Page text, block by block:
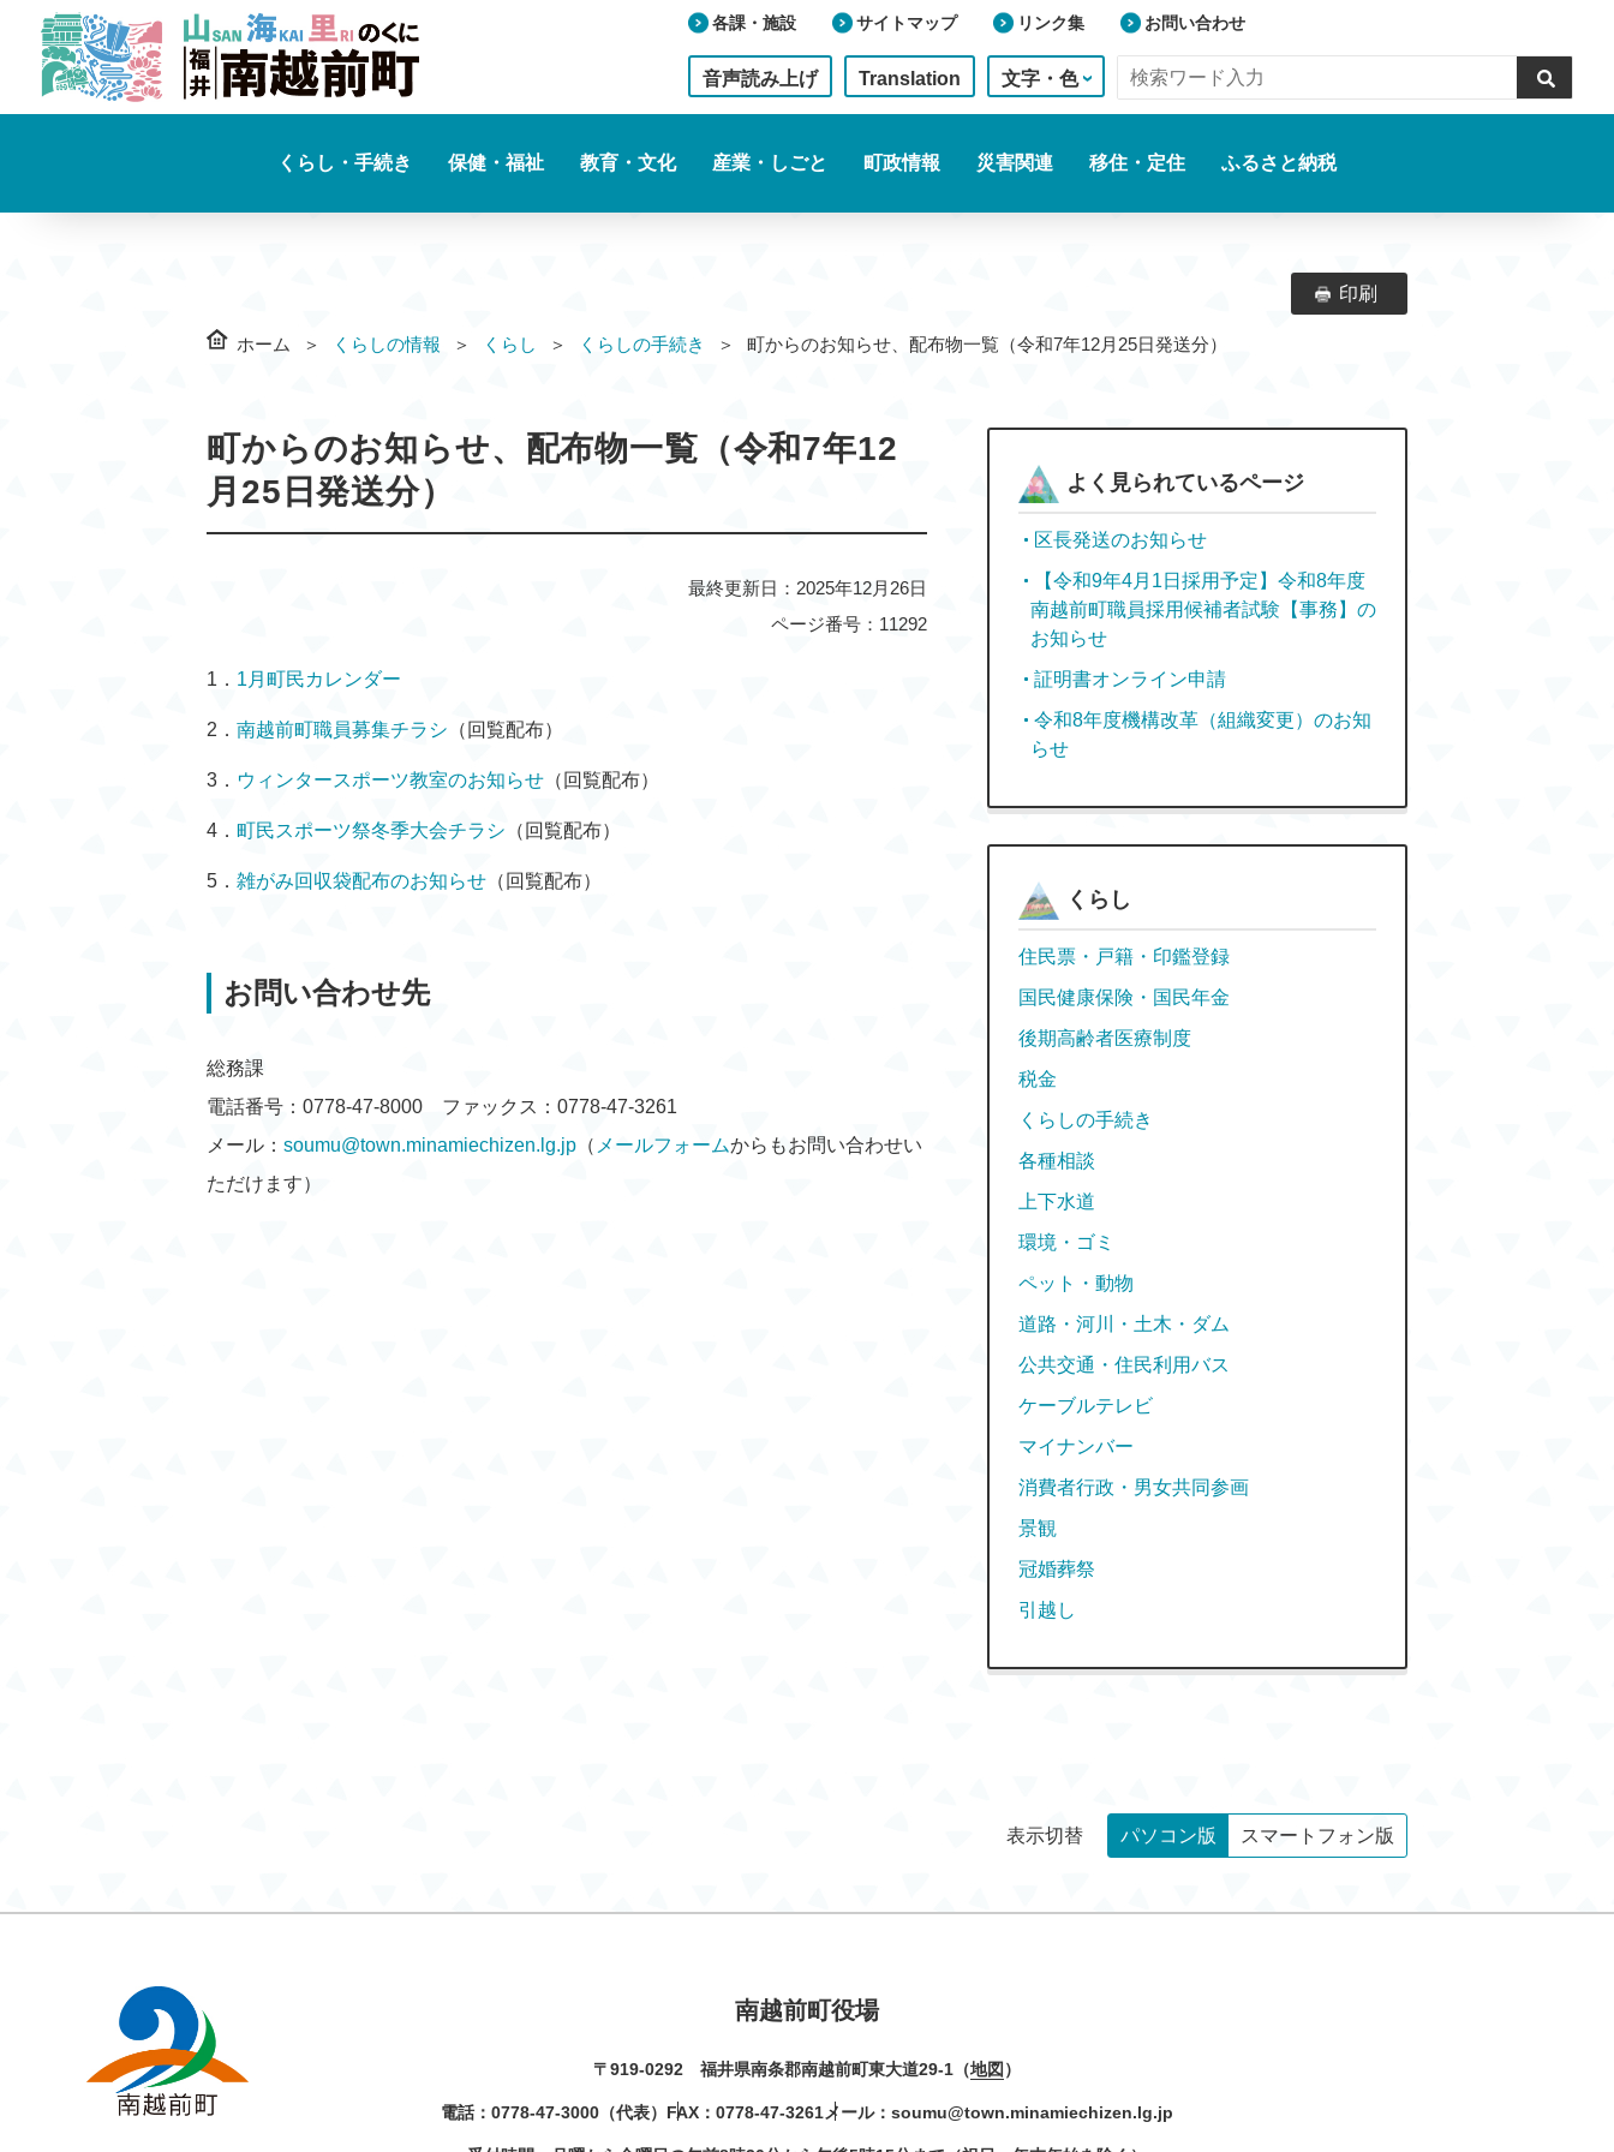
各課・施設 サイトマップ リンク集 お問い合わせ
音声読み上げ Translation 文字・色
くらし・手続き 保健・福祉 教育・文化 産業・しごと 町政情報 災害関連 移住・定住 ふるさと納税
ホーム くらしの情報 くらし くらしの手続き 町からのお知らせ、配布物一覧（令和7年12月25日発送分）
印刷
町からのお知らせ、配布物一覧（令和7年12
月25日発送分）
最終更新日：2025年12月26日
ページ番号：11292
1． 1月町民カレンダー
2． 南越前町職員募集チラシ （回覧配布）
3． ウィンタースポーツ教室のお知らせ （回覧配布）
4． 町民スポーツ祭冬季大会チラシ （回覧配布）
5． 雑がみ回収袋配布のお知らせ （回覧配布）
お問い合わせ先
総務課
電話番号：0778-47-8000 ファックス：0778-47-3261
メール： soumu@town.minamiechizen.lg.jp （ メールフォームからもお問い合わせい
ただけます）
よく見られているページ
区長発送のお知らせ
【令和9年4月1日採用予定】令和8年度
南越前町職員採用候補者試験【事務】の
お知らせ
証明書オンライン申請
令和8年度機構改革（組織変更）のお知
らせ
くらし
住民票・戸籍・印鑑登録
国民健康保険・国民年金
後期高齢者医療制度
税金
くらしの手続き
各種相談
上下水道
環境・ゴミ
ペット・動物
道路・河川・土木・ダム
公共交通・住民利用バス
ケーブルテレビ
マイナンバー
消費者行政・男女共同参画
景観
冠婚葬祭
引越し
表示切替 パソコン版 スマートフォン版
南越前町役場
〒919-0292 福井県南条郡南越前町東大道29-1（地図 ）
電話： 0778-47-3000 （代表） FAX：0778-47-3261メール： soumu@town.minamiechizen.lg.jp